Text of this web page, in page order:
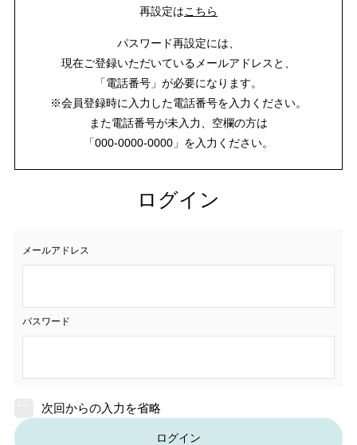
再設定はこちら
パスワード再設定には、
現在ご登録いただいているメールアドレスと、
「電話番号」が必要になります。
※会員登録時に入力した電話番号を入力ください。
また電話番号が未入力、空欄の方は
「000-0000-0000」を入力ください。
ログイン
メールアドレス
パスワード
次回からの入力を省略
ログイン